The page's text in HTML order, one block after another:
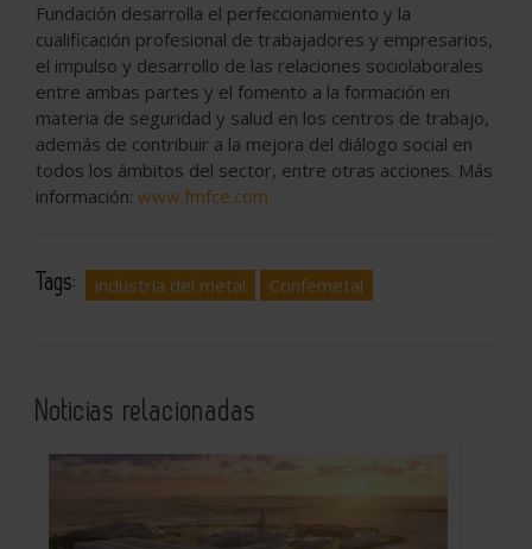
Fundación desarrolla el perfeccionamiento y la
cualificación profesional de trabajadores y empresarios,
el impulso y desarrollo de las relaciones sociolaborales
entre ambas partes y el fomento a la formación en
materia de seguridad y salud en los centros de trabajo,
además de contribuir a la mejora del diálogo social en
todos los ámbitos del sector, entre otras acciones. Más
información: www.fmfce.com
Tags: industria del metal Confemetal
Noticias relacionadas